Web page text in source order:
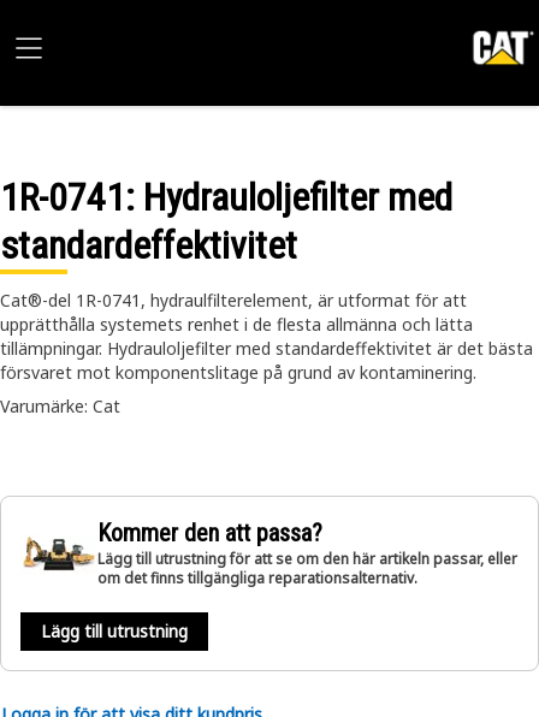
1R-0741: Hydrauloljefilter med
standardeffektivitet
Cat®-del 1R-0741, hydraulfilterelement, är utformat för att
upprätthålla systemets renhet i de flesta allmänna och lätta
tillämpningar. Hydrauloljefilter med standardeffektivitet är det bästa
försvaret mot komponentslitage på grund av kontaminering.
Varumärke: Cat
Kommer den att passa?
Lägg till utrustning för att se om den här artikeln passar, eller
om det finns tillgängliga reparationsalternativ.
Lägg till utrustning